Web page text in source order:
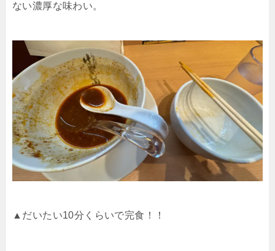
ない濃厚な味わい。
▲だいたい10分くらいで完食！！